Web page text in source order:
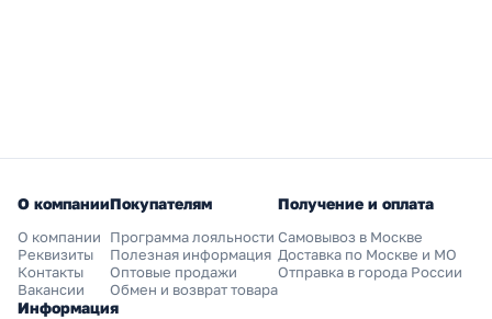
О компании
О компании
Реквизиты
Контакты
Вакансии
Покупателям
Программа лояльности
Полезная информация
Оптовые продажи
Обмен и возврат товара
Получение и оплата
Самовывоз в Москве
Доставка по Москве и МО
Отправка в города России
Информация